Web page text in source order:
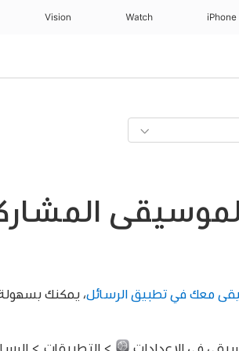
iPhone
Watch
Vision
معك في تطبيق الرسائل، يمكنك
في الإعدادات > التطبيقات >